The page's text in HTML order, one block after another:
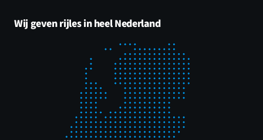
Wij geven rijles in heel Nederland